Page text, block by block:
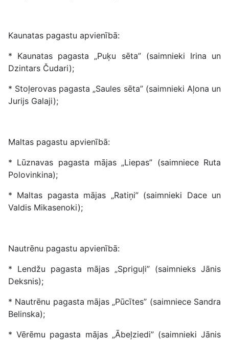
Kaunatas pagastu apvienībā:
* Kaunatas pagasta „Puķu sēta” (saimnieki Irina un
Dzintars Čudari);
* Stoļerovas pagasta „Saules sēta” (saimnieki Aļona un
Jurijs Galaji);
Maltas pagastu apvienībā:
* Lūznavas pagasta mājas „Liepas” (saimniece Ruta
Polovinkina);
* Maltas pagasta mājas „Ratiņi” (saimnieki Dace un
Valdis Mikasenoki);
Nautrēnu pagastu apvienībā:
* Lendžu pagasta mājas „Spriguļi” (saimnieks Jānis
Deksnis);
* Nautrēnu pagasta mājas „Pūcītes” (saimniece Sandra
Belinska);
* Vērēmu pagasta mājas „Ābeļziedi” (saimnieki Jānis